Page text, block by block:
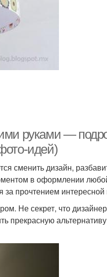
руками —
идей)
сменить дизайн,
в оформлении
прочтением интересной
Не секрет, что
прекрасную альтернативу